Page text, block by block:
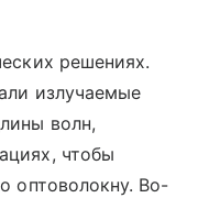
решениях.
излучаемые
волн,
чтобы
оптоволокну. Во-